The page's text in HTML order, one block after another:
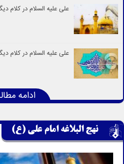
علی علیه السلام در کلام
علی علیه السلام در کلام
ادامه
نهج البلاغه امام علی (ع)